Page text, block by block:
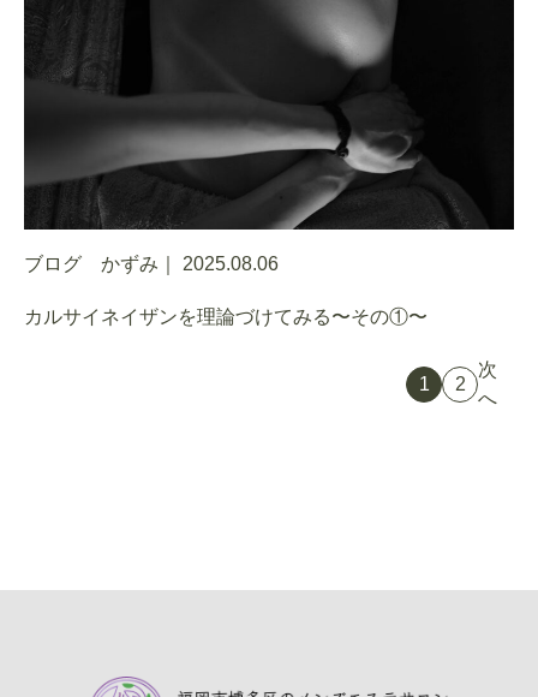
ブログ かずみ｜ 2025.08.06
カルサイネイザンを理論づけてみる〜その①〜
1 2
次
へ